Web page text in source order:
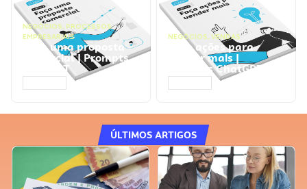
NEGÓCIOS, PROCESSOS
EMPRESARIAIS
Faça uma proposta
comercial | Prompts
ChatGPT
NEGÓCIOS, VENDAS
Faça ações para
vender mais |
Prompts ChatGPT
ÚLTIMOS ARTIGOS